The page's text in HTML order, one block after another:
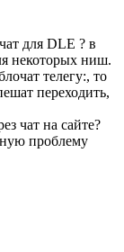
для DLE ? в
некоторых ниш.
телегу:, то
переходить,
чат на сайте?
проблему